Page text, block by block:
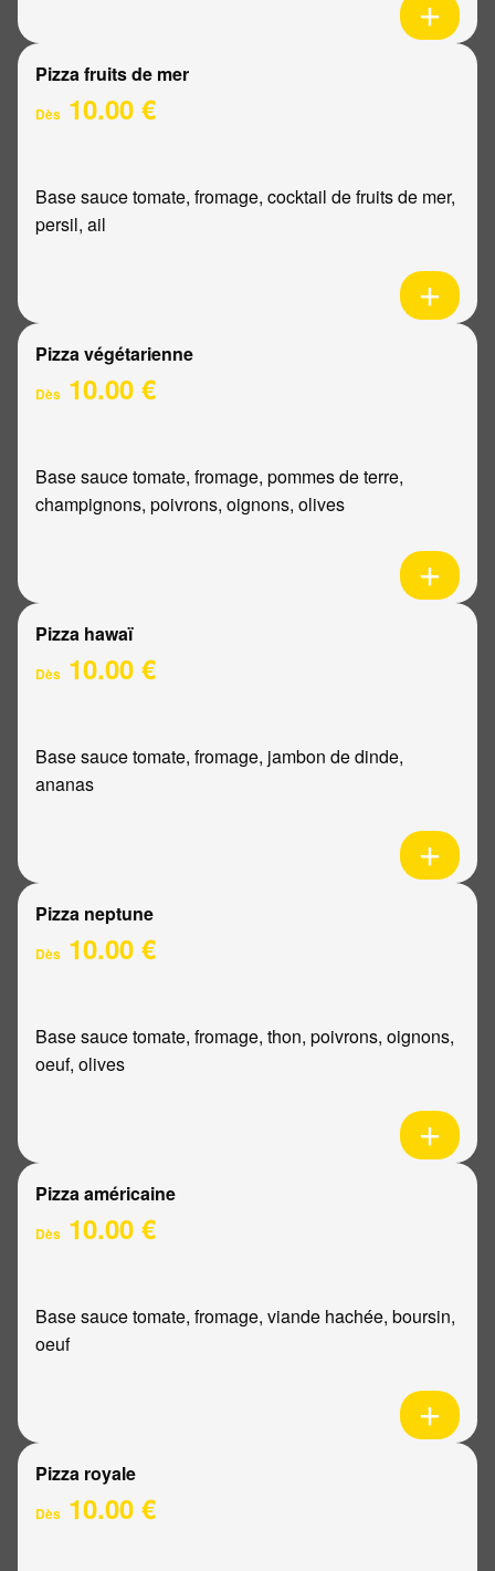
Pizza fruits de mer
Dès 10.00 €
Base sauce tomate, fromage, cocktail de fruits de mer,
persil, ail
Pizza végétarienne
Dès 10.00 €
Base sauce tomate, fromage, pommes de terre,
champignons, poivrons, oignons, olives
Pizza hawaï
Dès 10.00 €
Base sauce tomate, fromage, jambon de dinde,
ananas
Pizza neptune
Dès 10.00 €
Base sauce tomate, fromage, thon, poivrons, oignons,
oeuf, olives
Pizza américaine
Dès 10.00 €
Base sauce tomate, fromage, viande hachée, boursin,
oeuf
Pizza royale
Dès 10.00 €